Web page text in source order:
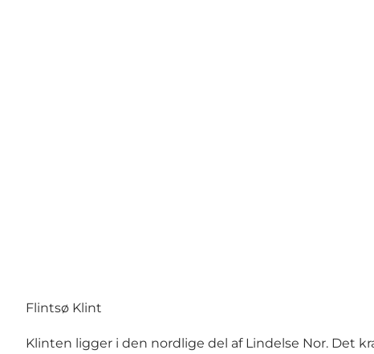
Flintsø Klint
Klinten ligger i den nordlige del af Lindelse Nor. Det